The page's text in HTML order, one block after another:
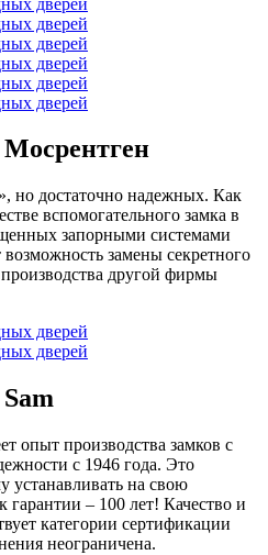
но достаточно надежных. Как
вспомогательного замка в
запорными системами
замены секретного
другой фирмы
опыт производства замков с
с 1946 года. Это
устанавливать на свою
– 100 лет! Качество и
категории сертификации
неограничена.